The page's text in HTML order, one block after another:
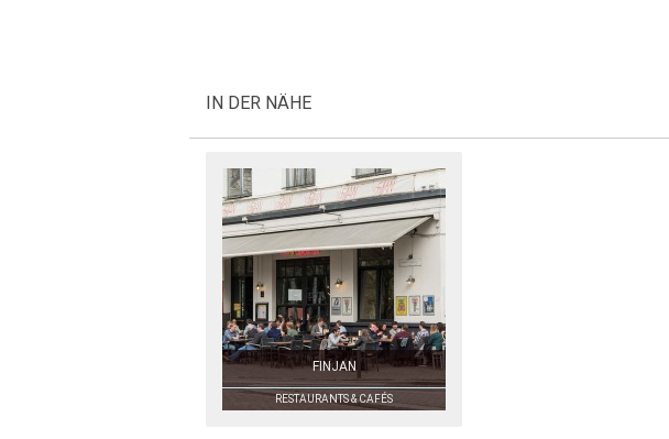
IN DER NÄHE
FINJAN
RESTAURANTS & CAFÉS